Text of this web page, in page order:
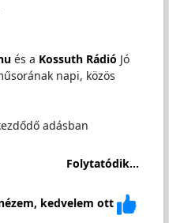
és a Kossuth Rádió Jó
napi, közös
adásban
Folytatódik...
kedvelem ott